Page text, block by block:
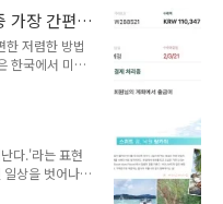
요즘은 프라미
큰 화면으로 보
갖고 싶어서 3
...... ㅎㅎ 뭔가
수 있지만 작
은 맞았나보
가장 간편
한 저렴한 방법
한국에서 미국
국에 있기 때
쿠폰도 2개 받
|
benefits,
다.'라는 표현
일상을 벗어나
과는 다른 새로